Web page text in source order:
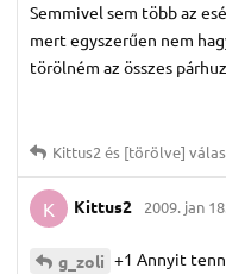
Semmivel sem több az
mert egyszerűen nem
törölném az összes
Kittus2 és [törölve]
K Kittus2 2009. jan
g_zoli +1 Annyit